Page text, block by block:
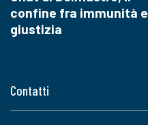
Contatti
confine fra immunità e
giustizia